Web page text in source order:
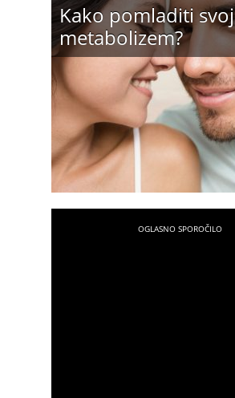
Kako pomladiti svoj
metabolizem?